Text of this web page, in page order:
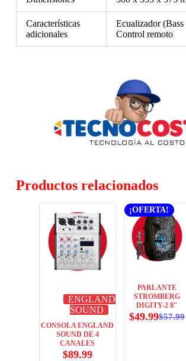
Características
adicionales
Ecualizador (Bass
Control remoto
Productos relacionados
ENGLAND
SOUND
CONSOLA ENGLAND
SOUND DE 4
CANALES
$89.99
¡OFERTA!
PARLANTE
STROMBERG
DIGITY-2 8″
$57.99
$49.99